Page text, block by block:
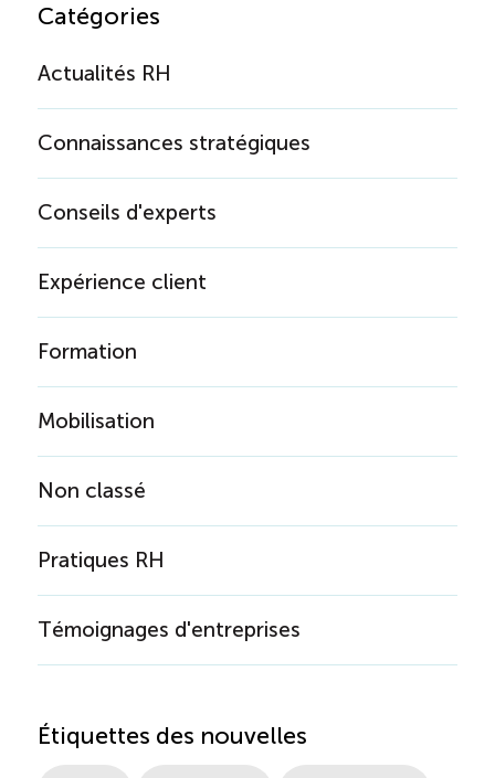
Catégories
Actualités RH
Connaissances stratégiques
Conseils d'experts
Expérience client
Formation
Mobilisation
Non classé
Pratiques RH
Témoignages d'entreprises
Étiquettes des nouvelles